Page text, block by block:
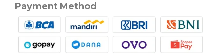
Payment Method